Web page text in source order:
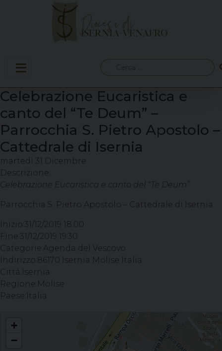
per:
Celebrazione Eucaristica e
canto del “Te Deum” –
Parrocchia S. Pietro Apostolo –
Cattedrale di Isernia
martedì 31 Dicembre
Descrizione:
Celebrazione Eucaristica e canto del “Te Deum”
Parrocchia S. Pietro Apostolo – Cattedrale di Isernia
Inizio: 31/12/2019 18:00
Fine: 31/12/2019 19:30
Categorie: Agenda del Vescovo
Indirizzo: 86170 Isernia Molise Italia
Città: Isernia
Regione: Molise
Paese: Italia
Celebrazione Eucaristica e canto del “Te Deum” - Parrocchia S. Pietro
Apostolo – Cattedrale di Isernia
+
−